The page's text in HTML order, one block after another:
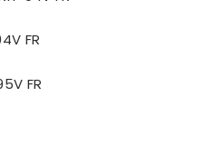
FR
FR